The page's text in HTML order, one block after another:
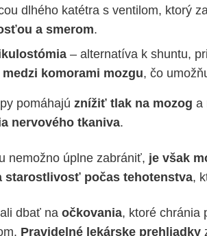
dlhého katétra s ventilom, ktorý
a smerom.
– alternatíva k shuntu,
komorami mozgu, čo
pomáhajú znížiť tlak na mozog a
nervového tkaniva.
nemožno úplne zabrániť, je však
starostlivosť počas tehotenstva,
dbať na očkovania, ktoré chránia
Pravidelné lekárske prehliadky